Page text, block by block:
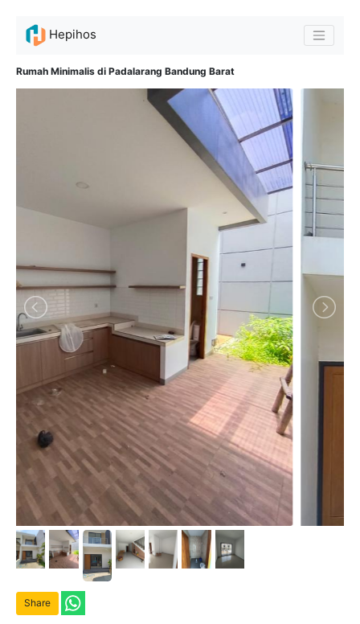
Hepihos
Rumah Minimalis di Padalarang Bandung Barat
Share